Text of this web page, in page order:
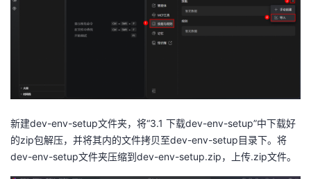
新建dev-env-setup文件夹，将“3.1 下载dev-env-setup”中下载好
的zip包解压，并将其内的文件拷贝至dev-env-setup目录下。将
dev-env-setup文件夹压缩到dev-env-setup.zip，上传.zip文件。